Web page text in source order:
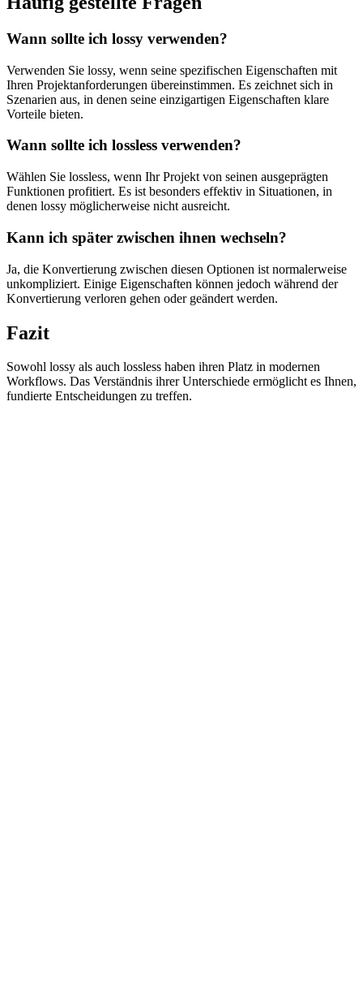
Wann sollte ich lossy verwenden?
Verwenden Sie lossy, wenn seine spezifischen Eigenschaften mit
Ihren Projektanforderungen übereinstimmen. Es zeichnet sich in
Szenarien aus, in denen seine einzigartigen Eigenschaften klare
Vorteile bieten.
Wann sollte ich lossless verwenden?
Wählen Sie lossless, wenn Ihr Projekt von seinen ausgeprägten
Funktionen profitiert. Es ist besonders effektiv in Situationen, in
denen lossy möglicherweise nicht ausreicht.
Kann ich später zwischen ihnen wechseln?
Ja, die Konvertierung zwischen diesen Optionen ist normalerweise
unkompliziert. Einige Eigenschaften können jedoch während der
Konvertierung verloren gehen oder geändert werden.
Fazit
Sowohl lossy als auch lossless haben ihren Platz in modernen
Workflows. Das Verständnis ihrer Unterschiede ermöglicht es Ihnen,
fundierte Entscheidungen zu treffen.